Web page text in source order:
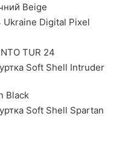
Beige
Digital Pixel
TUR 24
Soft Shell Intruder
Black
Soft Shell Spartan